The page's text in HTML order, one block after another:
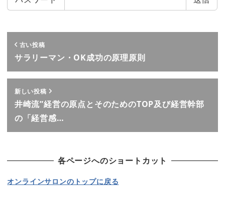
古い投稿
サラリーマン・OK成功の原理原則
新しい投稿
井崎流”経営の原点とそのためのTOP及び経営幹部
の「経営感…
各ページへのショートカット
オンラインサロンのトップに戻る